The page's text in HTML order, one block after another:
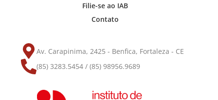
Filie-se ao IAB
Contato
Av. Carapinima, 2425 - Benfica, Fortaleza - CE
(85) 3283.5454 / (85) 98956.9689